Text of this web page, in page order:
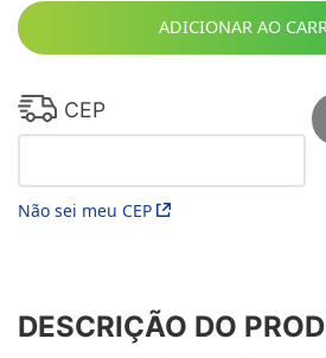
ADICIONAR AO
CEP
Não sei meu CEP
DESCRIÇÃO DO